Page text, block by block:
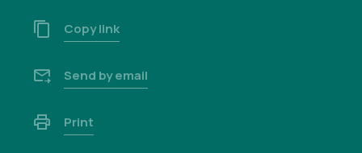
Copy link
Send by email
Print